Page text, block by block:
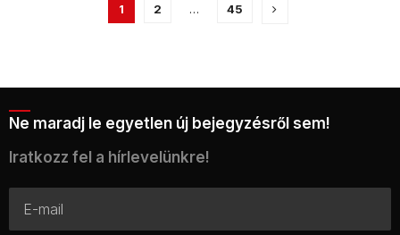
1 2 … 45
Ne maradj le egyetlen új bejegyzésről sem!
Iratkozz fel a hírlevelünkre!